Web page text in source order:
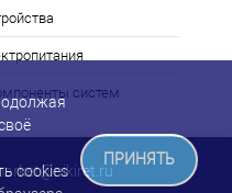
систем
cookies
ПРИНЯТЬ